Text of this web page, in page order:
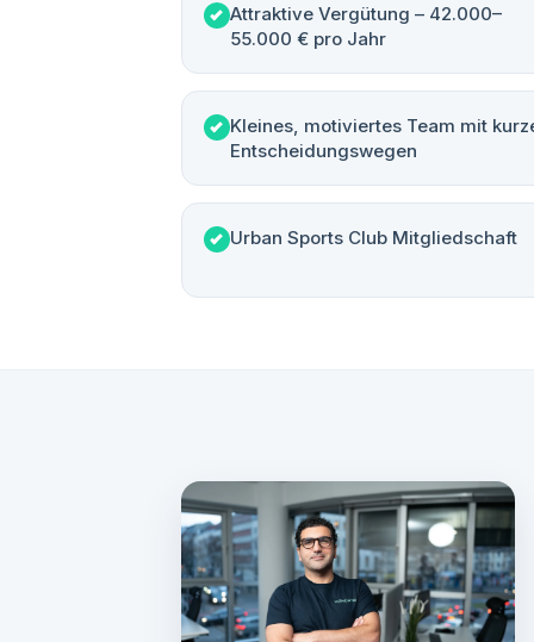
Attraktive Vergütung – 42.000–
55.000 € pro Jahr
Kleines, motiviertes Team mit
Entscheidungswegen
Urban Sports Club Mitgliedschaft